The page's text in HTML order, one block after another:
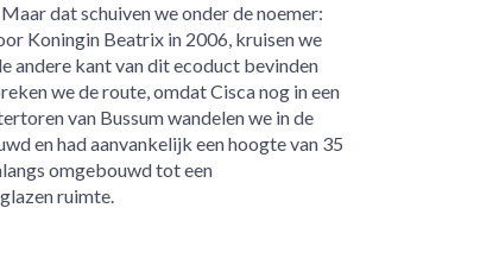
dat schuiven we onder de noemer:
Koningin Beatrix in 2006, kruisen we
andere kant van dit ecoduct bevinden
we de route, omdat Cisca nog in een
van Bussum wandelen we in de
en had aanvankelijk een hoogte van 35
omgebouwd tot een
ruimte.